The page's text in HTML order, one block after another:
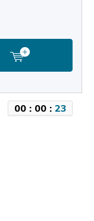
00: 00: 22